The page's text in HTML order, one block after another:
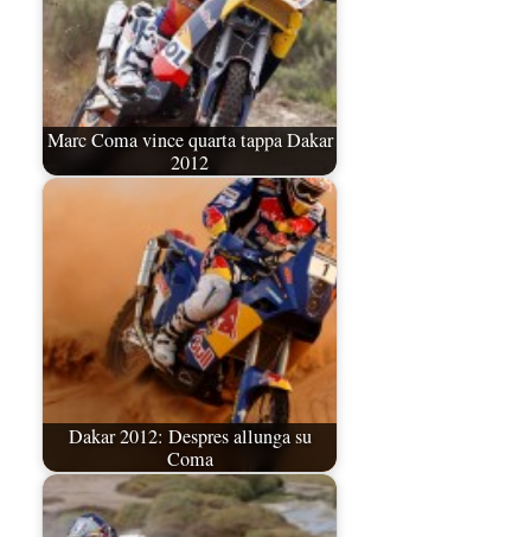
Marc Coma vince quarta tappa Dakar
2012
Dakar 2012: Despres allunga su
Coma